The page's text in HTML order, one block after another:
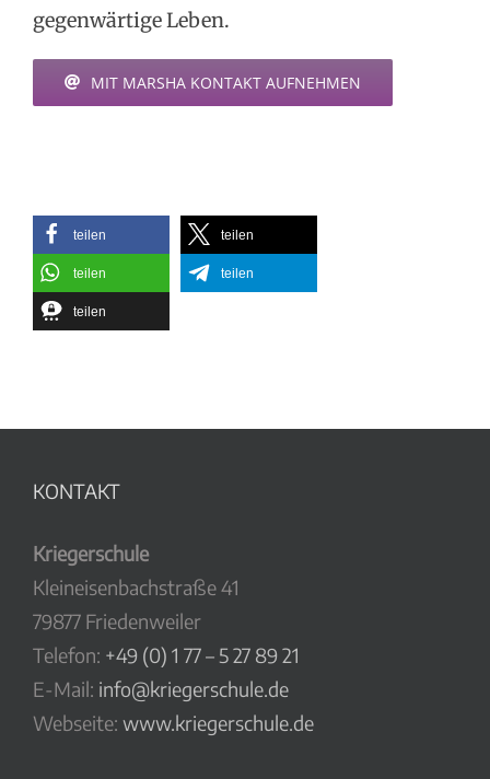
gegenwärtige Leben.
MIT MARSHA KONTAKT AUFNEHMEN
teilen teilen
teilen teilen
teilen
KONTAKT
Kriegerschule
Kleineisenbachstraße 41
79877 Friedenweiler
Telefon: +49 (0) 1 77 – 5 27 89 21
E-Mail: info@kriegerschule.de
Webseite: www.kriegerschule.de